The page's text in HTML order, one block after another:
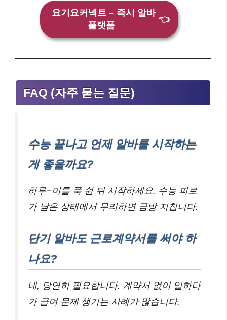
요기요커넥트 – 즉시 알바
플랫폼
👈
FAQ (자주 묻는 질문)
수능 끝나고 언제 알바를 시작하는
게 좋을까요?
하루~이틀 푹 쉰 뒤 시작하세요. 수능 피로
가 남은 상태에서 무리하면 금방 지칩니다.
단기 알바도 근로계약서를 써야 하
나요?
네, 당연히 필요합니다. 계약서 없이 일하다
가 급여 문제 생기는 사례가 많습니다.